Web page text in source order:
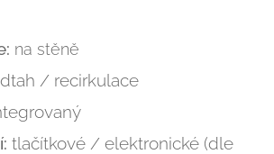
na stěně
/ recirkulace
tlačítkové / elektronické (dle